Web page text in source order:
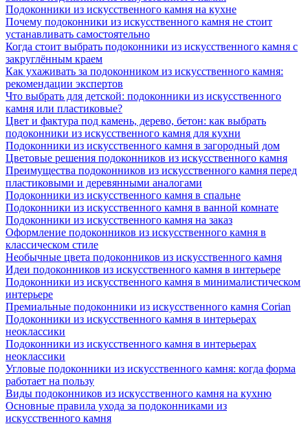
Подоконники из искусственного камня на кухне
Почему подоконники из искусственного камня не стоит
устанавливать самостоятельно
Когда стоит выбрать подоконники из искусственного камня с
закруглённым краем
Как ухаживать за подоконником из искусственного камня:
рекомендации экспертов
Что выбрать для детской: подоконники из искусственного
камня или пластиковые?
Цвет и фактура под камень, дерево, бетон: как выбрать
подоконники из искусственного камня для кухни
Подоконники из искусственного камня в загородный дом
Цветовые решения подоконников из искусственного камня
Преимущества подоконников из искусственного камня перед
пластиковыми и деревянными аналогами
Подоконники из искусственного камня в спальне
Подоконники из искусственного камня в ванной комнате
Подоконники из искусственного камня на заказ
Оформление подоконников из искусственного камня в
классическом стиле
Необычные цвета подоконников из искусственного камня
Идеи подоконников из искусственного камня в интерьере
Подоконники из искусственного камня в минималистическом
интерьере
Премиальные подоконники из искусственного камня Corian
Подоконники из искусственного камня в интерьерах
неоклассики
Подоконники из искусственного камня в интерьерах
неоклассики
Угловые подоконники из искусственного камня: когда форма
работает на пользу
Виды подоконников из искусственного камня на кухню
Основные правила ухода за подоконниками из
искусственного камня